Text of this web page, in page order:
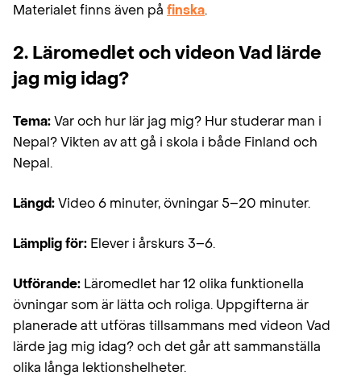
Materialet finns även på finska.
2. Läromedlet och videon Vad lärde
jag mig idag?
Tema:Var och hur lär jag mig? Hur studerar man i
Nepal? Vikten av att gå i skola i både Finland och
Nepal.
Längd:Video 6 minuter, övningar 5–20 minuter.
Lämplig för: Elever i årskurs 3–6.
Utförande: Läromedlet har 12 olika funktionella
övningar som är lätta och roliga. Uppgifterna är
planerade att utföras tillsammans med videon Vad
lärde jag mig idag? och det går att sammanställa
olika långa lektionshelheter.